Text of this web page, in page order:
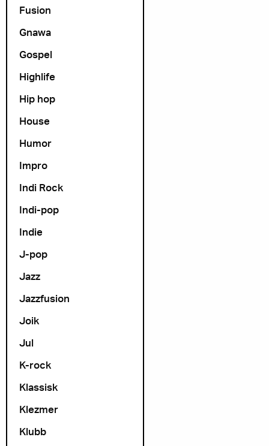
Fusion
Gnawa
Gospel
Highlife
Hip hop
House
Humor
Impro
Indi Rock
Indi-pop
Indie
J-pop
Jazz
Jazzfusion
Joik
Jul
K-rock
Klassisk
Klezmer
Klubb